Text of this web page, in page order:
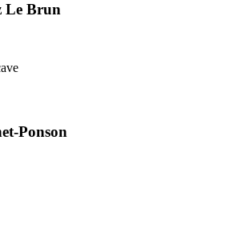
Le Brun
Ponson